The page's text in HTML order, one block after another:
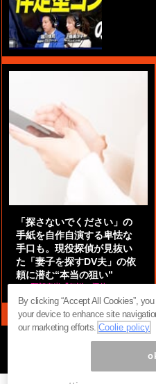
「探さないでください」の
手紙を自作自演する卑怯な
手口も。現役探偵が見抜い
た「妻子を探すDV夫」の依
頼に潜む“本当の狙い”
by 阿部泰尚『伝説の探偵』
ページ内の商標は全て商標権者に
By clicking “Accept All Cookies”,
your device to enhance site
our marketing efforts.Coolie policy